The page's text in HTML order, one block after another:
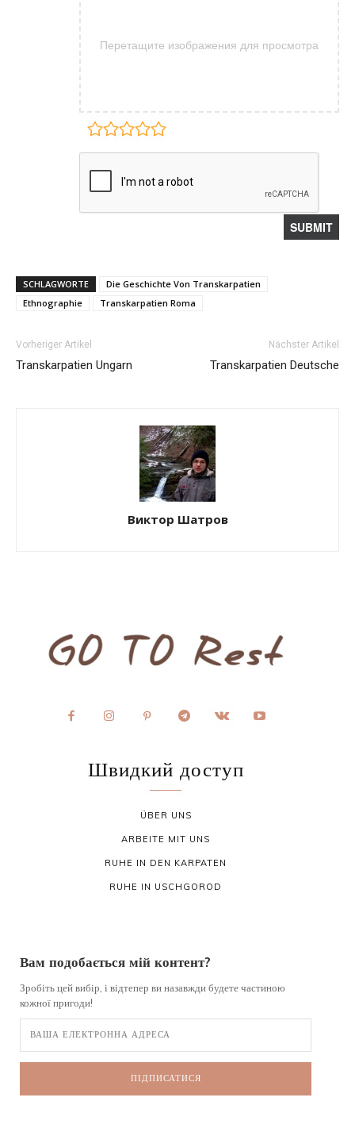
Перетащите изображения для просмотра
SCHLAGWORTE
Die Geschichte Von Transkarpatien
Ethnographie
Transkarpatien Roma
Vorheriger Artikel
Transkarpatien Ungarn
Nächster Artikel
Transkarpatien Deutsche
Виктор Шатров
Швидкий доступ
ÜBER UNS
ARBEITE MIT UNS
RUHE IN DEN KARPATEN
RUHE IN USCHGOROD
Вам подобається мій контент?
Зробіть цей вибір, і відтепер ви назавжди будете частиною
кожної пригоди!
ПІДПИСАТИСЯ